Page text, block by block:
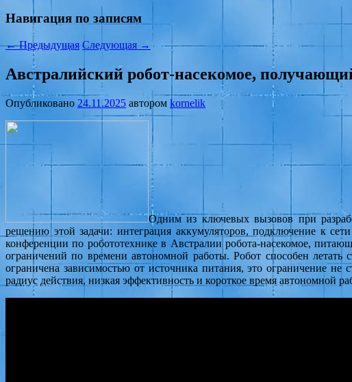
Навигация по записям
←Предыдущая Следующая →
Австралийский робот-насекомое,
Опубликовано 24.11.2025 автором kornelik
Одним из ключевых вызовов при
решению этой задачи: интеграция аккумуляторов, подключение к
конференции по робототехнике в Австралии робота-насекомое,
ограничений по времени автономной работы. Робот способен
ограничена зависимостью от источника питания, это ограничение
радиус действия, низкая эффективность и короткое время автономной